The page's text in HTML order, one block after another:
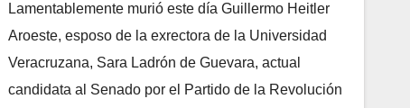
Lamentablemente murió este día Guillermo Heitler
Aroeste, esposo de la exrectora de la Universidad
Veracruzana, Sara Ladrón de Guevara, actual
candidata al Senado por el Partido de la Revolución